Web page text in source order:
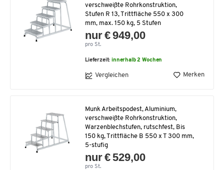
verschweißte Rohrkonstruktion,
Stufen R 13, Trittfläche 550 x 300
mm, max. 150 kg, 5 Stufen
nur € 949,00
pro St.
Lieferzeit:innerhalb 2 Wochen
Vergleichen Merken
Munk Arbeitspodest, Aluminium,
verschweißte Rohrkonstruktion,
Warzenblechstufen, rutschfest, Bis
150 kg, Trittfläche B 550 x T 300 mm,
5-stufig
nur € 529,00
pro St.